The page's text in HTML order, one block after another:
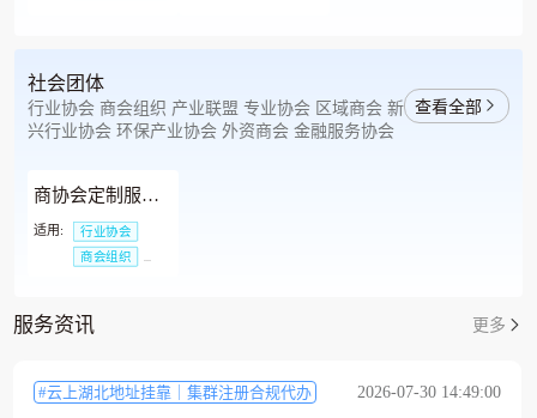
社会团体
行业协会 商会组织 产业联盟 专业协会 区域商会 新
兴行业协会 环保产业协会 外资商会 金融服务协会
查看全部
商协会定制服务套餐(标准版)
适用:
行业协会
商会组织
区域商会
服务资讯 更多
#云上湖北地址挂靠｜集群注册合规代办 2026-07-30 14:49:00